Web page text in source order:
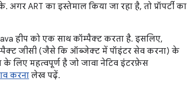
ART का इस्तेमाल किया जा रहा है, तो प्रॉपर्टी का
हीप को एक साथ कॉम्पैक्ट करता है. इसलिए,
जीसी (जैसे कि ऑब्जेक्ट में पॉइंटर सेव करना) के
लिए महत्वपूर्ण है जो जावा नेटिव इंटरफ़ेस
करना लेख पढ़ें.